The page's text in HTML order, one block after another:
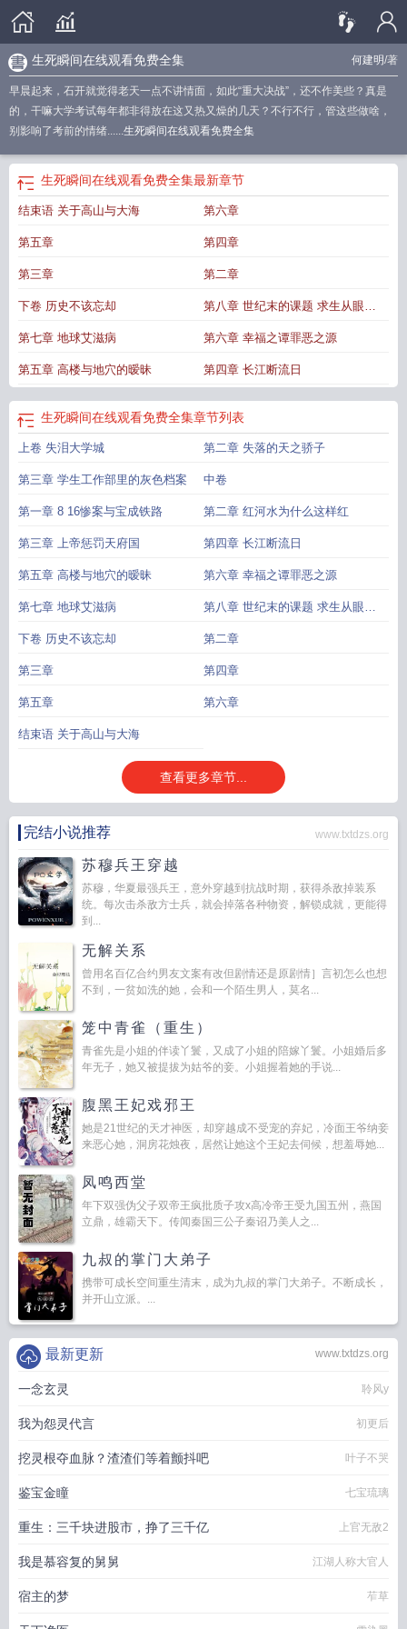
何建明/著
生死瞬间在线观看免费全集
早晨起来，石开就觉得老天一点不讲情面，如此“重大决战”，还不作美些？真是
的，干嘛大学考试每年都非得放在这又热又燥的几天？不行不行，管这些做啥，
别影响了考前的情绪......生死瞬间在线观看免费全集
生死瞬间在线观看免费全集最新章节
结束语 关于高山与大海 第六章
第五章 第四章
第三章 第二章
下卷 历史不该忘却 第八章 世纪末的课题 求生从眼前
和身边做起
第七章 地球艾滋病 第六章 幸福之谭罪恶之源
第五章 高楼与地穴的暧昧 第四章 长江断流日
生死瞬间在线观看免费全集章节列表
上卷 失泪大学城 第二章 失落的天之骄子
第三章 学生工作部里的灰色档案 中卷
第一章 8 16惨案与宝成铁路 第二章 红河水为什么这样红
第三章 上帝惩罚天府国 第四章 长江断流日
第五章 高楼与地穴的暧昧 第六章 幸福之谭罪恶之源
第七章 地球艾滋病 第八章 世纪末的课题 求生从眼前
和身边做起
下卷 历史不该忘却 第二章
第三章 第四章
第五章 第六章
结束语 关于高山与大海
查看更多章节...
完结小说推荐 www.txtdzs.org
苏穆兵王穿越
苏穆，华夏最强兵王，意外穿越到抗战时期，获得杀敌掉装系
统。每次击杀敌方士兵，就会掉落各种物资，解锁成就，更能得
到...
无解关系
曾用名百亿合约男友文案有改但剧情还是原剧情］言初怎么也想
不到，一贫如洗的她，会和一个陌生男人，莫名...
笼中青雀（重生）
青雀先是小姐的伴读丫鬟，又成了小姐的陪嫁丫鬟。小姐婚后多
年无子，她又被提拔为姑爷的妾。小姐握着她的手说...
腹黑王妃戏邪王
她是21世纪的天才神医，却穿越成不受宠的弃妃，冷面王爷纳妾
来恶心她，洞房花烛夜，居然让她这个王妃去伺候，想羞辱她...
凤鸣西堂
年下双强伪父子双帝王疯批质子攻x高冷帝王受九国五州，燕国
立鼎，雄霸天下。传闻秦国三公子秦诏乃美人之...
九叔的掌门大弟子
携带可成长空间重生清末，成为九叔的掌门大弟子。不断成长，
并开山立派。...
www.txtdzs.org
最新更新
一念玄灵 聆风y
我为怨灵代言 初更后
挖灵根夺血脉？渣渣们等着颤抖吧 叶子不哭
鉴宝金瞳 七宝琉璃
重生：三千块进股市，挣了三千亿 上官无敌2
我是慕容复的舅舅 江湖人称大官人
宿主的梦 苲草